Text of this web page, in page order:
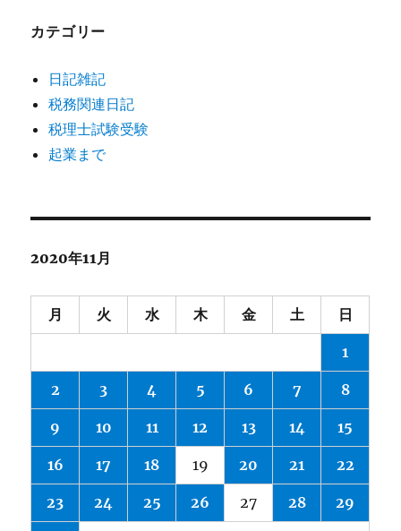
カテゴリー
日記雑記
税務関連日記
税理士試験受験
起業まで
2020年11月
月 火 水 木 金 土 日
1
2 3 4 5 6 7 8
9 10 11 12 13 14 15
16 17 18 19 20 21 22
23 24 25 26 27 28 29